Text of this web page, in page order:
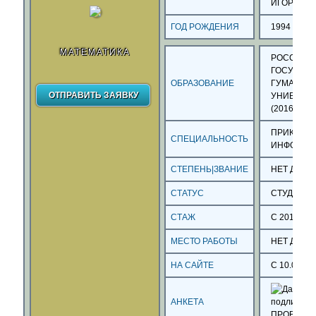
МАТЕМАТИКА
ГОД РОЖДЕНИЯ 1994
ОБРАЗОВАНИЕ
(2016
СПЕЦИАЛЬНОСТЬ
СТЕПЕНЬ|ЗВАНИЕ НЕТ
СТАТУС СТУДЕНТ
СТАЖ С 2011
МЕСТО РАБОТЫ НЕТ
НА САЙТЕ С 10.09.14
АНКЕТА